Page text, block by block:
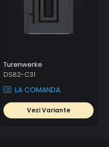
Turenwerke
DS82-C31
LA COMANDA
Vezi Variante